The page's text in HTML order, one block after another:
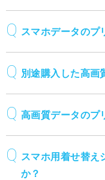
スマホデータのプ
別途購入した高画
高画質データのプ
スマホ用着せ替え
か？